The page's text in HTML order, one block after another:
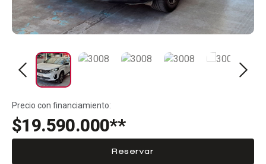
Precio con financiamiento:
$19.590.000**
Reservar